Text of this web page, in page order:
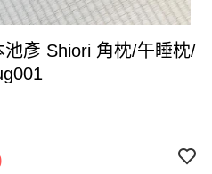
彥 Shiori 角枕/午睡枕/